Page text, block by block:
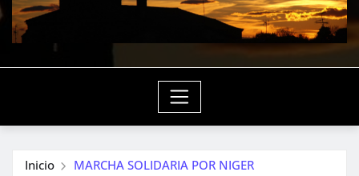
Inicio MARCHA SOLIDARIA POR NIGER